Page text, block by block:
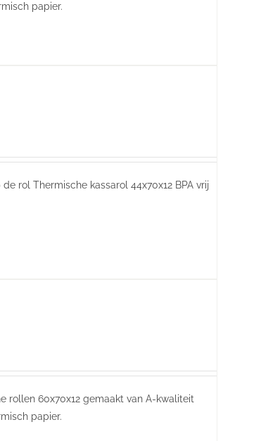
papier.
rol Thermische kassarol 44x70x12 BPA vrij
rollen 60x70x12 gemaakt van A-kwaliteit
papier.